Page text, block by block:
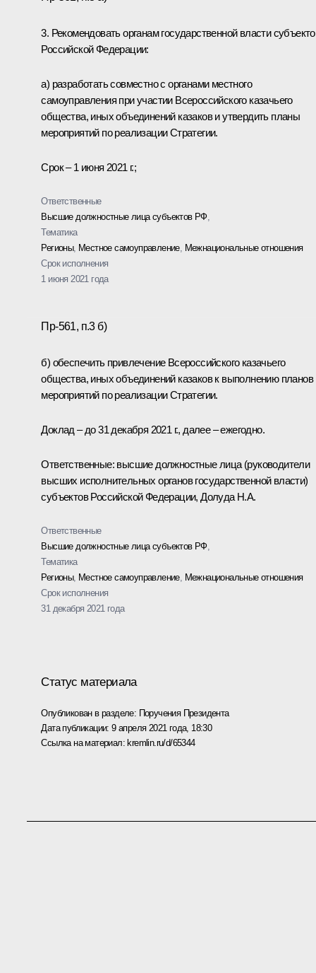
3. Рекомендовать органам государственной власти
Российской Федерации:
а) разработать совместно с органами местного
самоуправления при участии Всероссийского казачьего
общества, иных объединений казаков и утвердить планы
мероприятий по реализации Стратегии.
Срок – 1 июня 2021 г.;
Ответственные
Высшие должностные лица субъектов РФ,
Тематика
Регионы, Местное самоуправление, Межнациональные отношения
Срок исполнения
1 июня 2021 года
Пр-561, п.3 б)
б) обеспечить привлечение Всероссийского казачьего
общества, иных объединений казаков к выполнению планов
мероприятий по реализации Стратегии.
Доклад – до 31 декабря 2021 г., далее – ежегодно.
Ответственные: высшие должностные лица (руководители
высших исполнительных органов государственной власти)
субъектов Российской Федерации, Долуда Н.А.
Ответственные
Высшие должностные лица субъектов РФ,
Тематика
Регионы, Местное самоуправление, Межнациональные отношения
Срок исполнения
31 декабря 2021 года
Статус материала
Опубликован в разделе: Поручения Президента
Дата публикации:9 апреля 2021 года, 18:30
Ссылка на материал: kremlin.ru/d/65344